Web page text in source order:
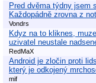
Pred dvěma týdny jsem
Každopádně zrovna z
Vondrs
Kdyz na to kliknes,
uzivatel neustale
RedMaX
Android je zločin proti
který je odkojený
mif